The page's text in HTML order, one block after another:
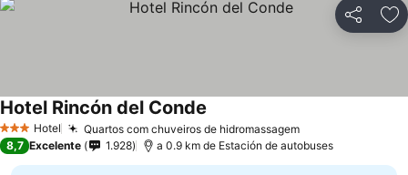
Partilhar
3 EstrelasHotel Quartos com chuveiros de hidromassagemVer preços
Hotel Rincón del Conde
8,7 Excelente 1.928 a 0.9 km de Estación de autobuses